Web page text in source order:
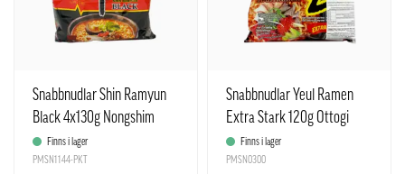
Snabbnudlar Shin Ramyun
Black 4x130g Nongshim
KoreaFinns i lager
PMSN1144-PKT
Snabbnudlar Yeul Ramen
Extra Stark 120g Ottogi
KoreanFinns i lager
PMSN0300